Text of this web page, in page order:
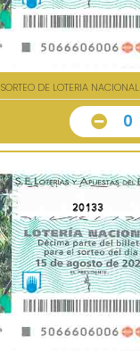
SORTEO DE LOTERIA NACIONAL
0
20133